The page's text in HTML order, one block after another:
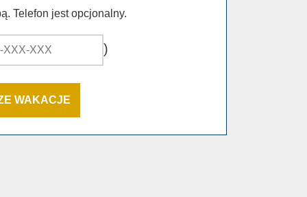
Telefon jest opcjonalny.
)
WAKACJE